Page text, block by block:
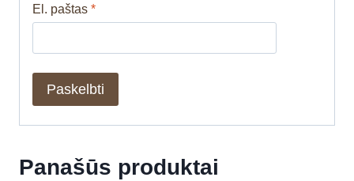
El. paštas *
Panašūs produktai